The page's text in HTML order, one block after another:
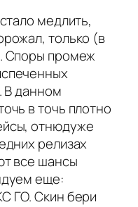
медлить,
только (в
Споры промеж
В данном
в точь плотно
отнюдуже
релизах
все шансы
еще:
ГО. Скин бери